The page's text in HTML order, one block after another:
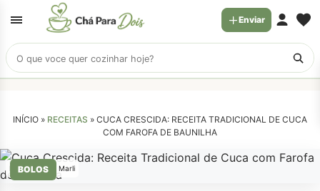
Buscar
receitas
Enviar
INÍCIO » RECEITAS » CUCA CRESCIDA: RECEITA TRADICIONAL DE CUCA
COM FAROFA DE BAUNILHA
BOLOS
Receita da Vó Marli